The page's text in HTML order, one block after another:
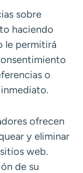
sobre
haciendo
le permitirá
o
ofrecen
y eliminar
web.
de su